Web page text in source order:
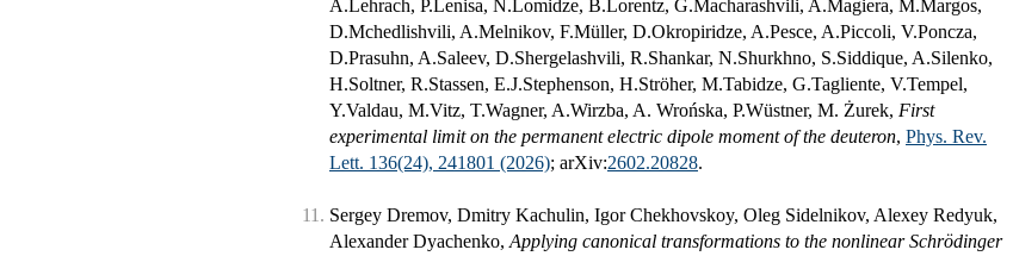
A.Lehrach, P.Lenisa, N.Lomidze, B.Lorentz, G.Macharashvili, A.Magiera, M.Margos,
D.Mchedlishvili, A.Melnikov, F.Müller, D.Okropiridze, A.Pesce, A.Piccoli, V.Poncza,
D.Prasuhn, A.Saleev, D.Shergelashvili, R.Shankar, N.Shurkhno, S.Siddique, A.Silenko,
H.Soltner, R.Stassen, E.J.Stephenson, H.Ströher, M.Tabidze, G.Tagliente, V.Tempel,
Y.Valdau, M.Vitz, T.Wagner, A.Wirzba, A. Wrońska, P.Wüstner, M. Żurek, First
experimental limit on the permanent electric dipole moment of the deuteron, Phys. Rev.
Lett. 136(24), 241801 (2026); arXiv:2602.20828.
Sergey Dremov, Dmitry Kachulin, Igor Chekhovskoy, Oleg Sidelnikov, Alexey Redyuk,
Alexander Dyachenko, Applying canonical transformations to the nonlinear Schrödinger